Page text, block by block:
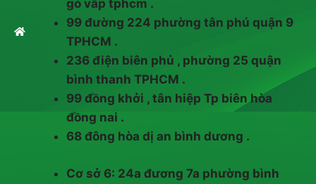
gò vấp tphcm .
99 đường 224 phường tân phú quận 9
TPHCM .
236 điện biên phủ , phường 25 quận
bình thanh TPHCM .
99 đồng khởi , tân hiệp Tp biên hòa
đồng nai .
68 đông hòa dị an bình dương .
Cơ sở 6: 24a đương 7a phường bình